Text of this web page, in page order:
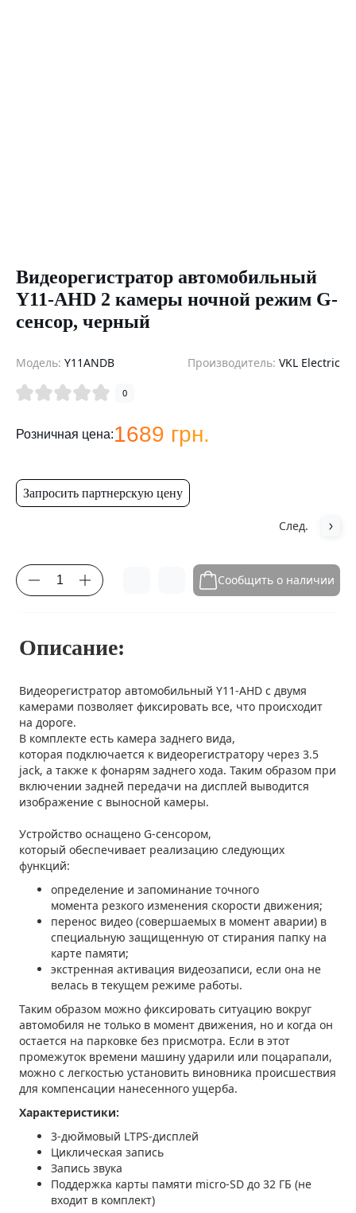
Видеорегистратор автомобильный
Y11-AHD 2 камеры ночной режим G-
cенсор, черный
Модель: Y11ANDB Производитель: VKL Electric
0
Запросить партнерскую цену
След.
Розничная цена:1689 грн.
Сообщить о наличии
Описание:
Видеорегистратор автомобильный Y11-AHD с двумя
камерами позволяет фиксировать все, что происходит
на дороге.
В комплекте есть камера заднего вида,
которая подключается к видеорегистратору через 3.5
jack, а также к фонарям заднего хода. Таким образом при
включении задней передачи на дисплей выводится
изображение с выносной камеры.
Устройство оснащено G-сенсором,
который обеспечивает реализацию следующих
функций:
определение и запоминание точного
момента резкого изменения скорости движения;
перенос видео (совершаемых в момент аварии) в
специальную защищенную от стирания папку на
карте памяти;
экстренная активация видеозаписи, если она не
велась в текущем режиме работы.
Таким образом можно фиксировать ситуацию вокруг
автомобиля не только в момент движения, но и когда он
остается на парковке без присмотра. Если в этот
промежуток времени машину ударили или поцарапали,
можно с легкостью установить виновника происшествия
для компенсации нанесенного ущерба.
Характеристики:
3-дюймовый LTPS-дисплей
Циклическая запись
Запись звука
Поддержка карты памяти micro-SD до 32 ГБ (не
входит в комплект)